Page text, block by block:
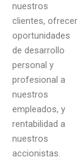
nuestros
clientes, ofrecer
oportunidades
de desarrollo
personal y
profesional a
nuestros
empleados, y
rentabilidad a
nuestros
accionistas.